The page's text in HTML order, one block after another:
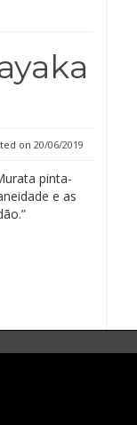
on 20/06/2019
pinta-
e as